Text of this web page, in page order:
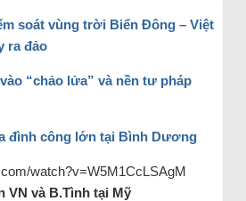
soát vùng trời Biển Đông – Việt
ra đảo
“chảo lửa” và nền tư pháp
đình công lớn tại Bình Dương
watch?v=W5M1CcLSAgM
và B.Tình tại Mỹ